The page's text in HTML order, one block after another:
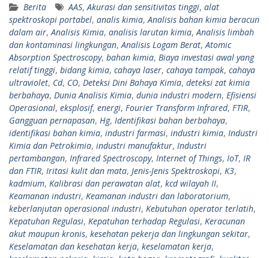
Berita AAS, Akurasi dan sensitivitas tinggi, alat
spektroskopi portabel, analis kimia, Analisis bahan kimia beracun
dalam air, Analisis Kimia, analisis larutan kimia, Analisis limbah
dan kontaminasi lingkungan, Analisis Logam Berat, Atomic
Absorption Spectroscopy, bahan kimia, Biaya investasi awal yang
relatif tinggi, bidang kimia, cahaya laser, cahaya tampak, cahaya
ultraviolet, Cd, CO, Deteksi Dini Bahaya Kimia, deteksi zat kimia
berbahaya, Dunia Analisis Kimia, dunia industri modern, Efisiensi
Operasional, eksplosif, energi, Fourier Transform Infrared, FTIR,
Gangguan pernapasan, Hg, Identifikasi bahan berbahaya,
identifikasi bahan kimia, industri farmasi, industri kimia, Industri
Kimia dan Petrokimia, industri manufaktur, Industri
pertambangan, Infrared Spectroscopy, Internet of Things, IoT, IR
dan FTIR, Iritasi kulit dan mata, Jenis-Jenis Spektroskopi, K3,
kadmium, Kalibrasi dan perawatan alat, kcd wilayah II,
Keamanan industri, Keamanan industri dan laboratorium,
keberlanjutan operasional industri, Kebutuhan operator terlatih,
Kepatuhan Regulasi, Kepatuhan terhadap Regulasi, Keracunan
akut maupun kronis, kesehatan pekerja dan lingkungan sekitar,
Keselamatan dan kesehatan kerja, keselamatan kerja,